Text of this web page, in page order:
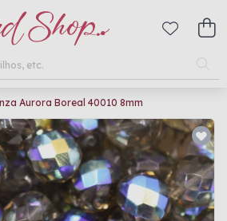
Aurora Boreal 40010 8mm